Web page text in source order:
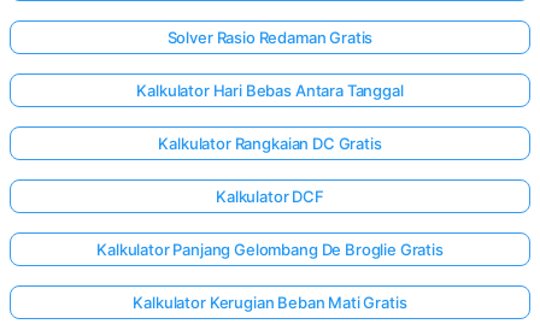
Solver Rasio Redaman Gratis
Kalkulator Hari Bebas Antara Tanggal
Kalkulator Rangkaian DC Gratis
Kalkulator DCF
Kalkulator Panjang Gelombang De Broglie Gratis
Kalkulator Kerugian Beban Mati Gratis